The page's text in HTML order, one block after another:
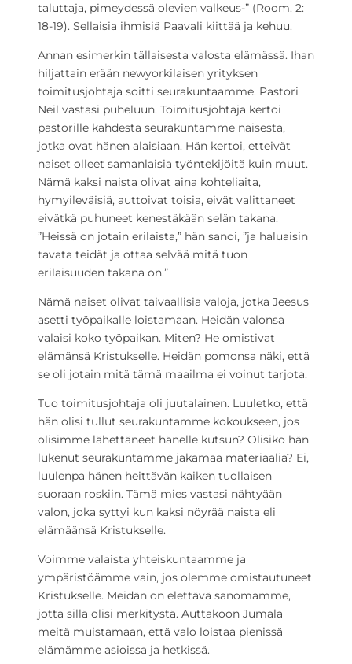
taluttaja, pimeydessä olevien valkeus-” (Room. 2:
18-19). Sellaisia ihmisiä Paavali kiittää ja kehuu.
Annan esimerkin tällaisesta valosta elämässä. Ihan
hiljattain erään newyorkilaisen yrityksen
toimitusjohtaja soitti seurakuntaamme. Pastori
Neil vastasi puheluun. Toimitusjohtaja kertoi
pastorille kahdesta seurakuntamme naisesta,
jotka ovat hänen alaisiaan. Hän kertoi, etteivät
naiset olleet samanlaisia työntekijöitä kuin muut.
Nämä kaksi naista olivat aina kohteliaita,
hymyileväisiä, auttoivat toisia, eivät valittaneet
eivätkä puhuneet kenestäkään selän takana.
”Heissä on jotain erilaista,” hän sanoi, ”ja haluaisin
tavata teidät ja ottaa selvää mitä tuon
erilaisuuden takana on.”
Nämä naiset olivat taivaallisia valoja, jotka Jeesus
asetti työpaikalle loistamaan. Heidän valonsa
valaisi koko työpaikan. Miten? He omistivat
elämänsä Kristukselle. Heidän pomonsa näki, että
se oli jotain mitä tämä maailma ei voinut tarjota.
Tuo toimitusjohtaja oli juutalainen. Luuletko, että
hän olisi tullut seurakuntamme kokoukseen, jos
olisimme lähettäneet hänelle kutsun? Olisiko hän
lukenut seurakuntamme jakamaa materiaalia? Ei,
luulenpa hänen heittävän kaiken tuollaisen
suoraan roskiin. Tämä mies vastasi nähtyään
valon, joka syttyi kun kaksi nöyrää naista eli
elämäänsä Kristukselle.
Voimme valaista yhteiskuntaamme ja
ympäristöämme vain, jos olemme omistautuneet
Kristukselle. Meidän on elettävä sanomamme,
jotta sillä olisi merkitystä. Auttakoon Jumala
meitä muistamaan, että valo loistaa pienissä
elämämme asioissa ja hetkissä.